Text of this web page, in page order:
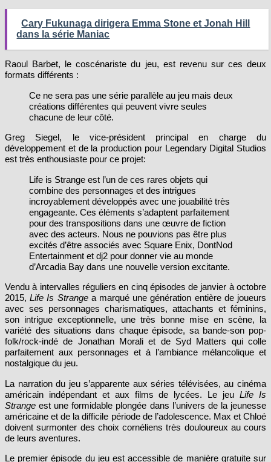
Cary Fukunaga dirigera Emma Stone et Jonah Hill
dans la série Maniac
Raoul Barbet, le coscénariste du jeu, est revenu sur ces deux
formats différents :
Ce ne sera pas une série parallèle au jeu mais deux
créations différentes qui peuvent vivre seules
chacune de leur côté.
Greg Siegel, le vice-président principal en charge du
développement et de la production pour Legendary Digital Studios
est très enthousiaste pour ce projet:
Life is Strange est l’un de ces rares objets qui
combine des personnages et des intrigues
incroyablement développés avec une jouabilité très
engageante. Ces éléments s’adaptent parfaitement
pour des transpositions dans une œuvre de fiction
avec des acteurs. Nous ne pouvions pas être plus
excités d’être associés avec Square Enix, DontNod
Entertainment et dj2 pour donner vie au monde
d’Arcadia Bay dans une nouvelle version excitante.
Vendu à intervalles réguliers en cinq épisodes de janvier à octobre
2015, Life Is Strangea marqué une génération entière de joueurs
avec ses personnages charismatiques, attachants et féminins,
son intrigue exceptionnelle, une très bonne mise en scène, la
variété des situations dans chaque épisode, sa bande-son pop-
folk/rock-indé de Jonathan Morali et de Syd Matters qui colle
parfaitement aux personnages et à l’ambiance mélancolique et
nostalgique du jeu.
La narration du jeu s’apparente aux séries télévisées, au cinéma
américain indépendant et aux films de lycées. Le jeuLife Is
Strange est une formidable plongée dans l’univers de la jeunesse
américaine et de la difficile période de l’adolescence. Max et Chloé
doivent surmonter des choix cornéliens très douloureux au cours
de leurs aventures.
Le premier épisode du jeu est accessible de manière gratuite sur